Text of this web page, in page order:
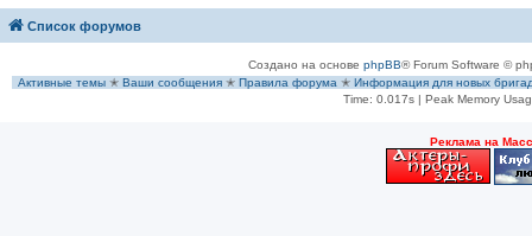
Список форумов
Создано на основе phpBB® Forum Software ©
Активные темы ✭ Ваши сообщения ✭ Правила форума ✭ Информация для новых
Time: 0.017s| Peak Memory
Рeклама на